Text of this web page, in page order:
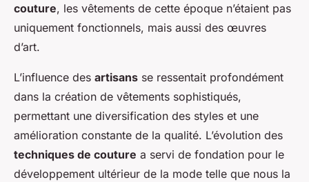
couture, les vêtements de cette époque n’étaient pas
uniquement fonctionnels, mais aussi des œuvres
d’art.
L’influence des artisans se ressentait profondément
dans la création de vêtements sophistiqués,
permettant une diversification des styles et une
amélioration constante de la qualité. L’évolution des
techniques de couture a servi de fondation pour le
développement ultérieur de la mode telle que nous la